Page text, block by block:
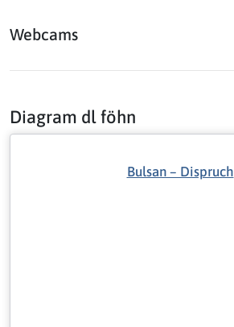
Webcams
Diagram dl föhn
Bulsan – Dispruch